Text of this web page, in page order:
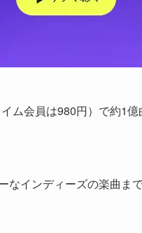
ム会員は980円）で約1
なインディーズの楽曲ま